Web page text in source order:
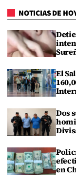
NOTICIAS DE
El
Dos
en